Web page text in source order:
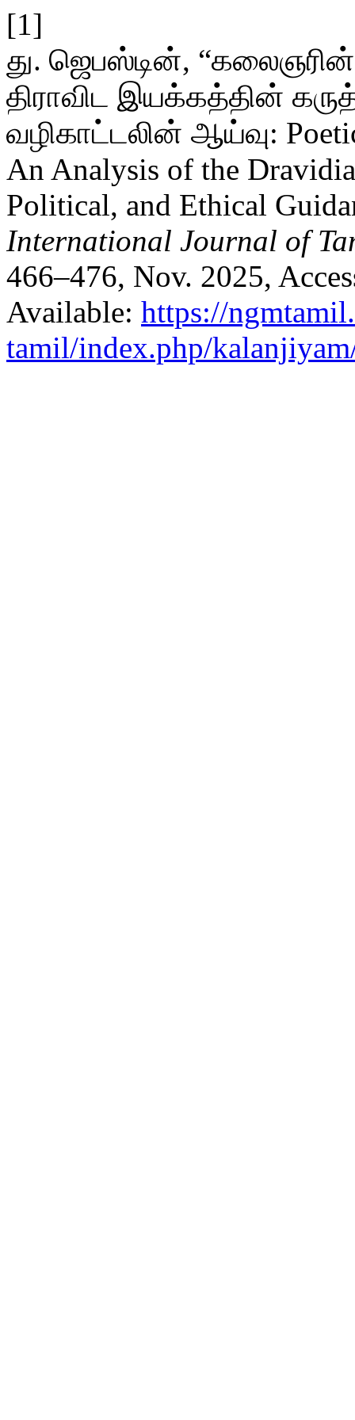
[1]
து. ஜெபஸ்டின்,
திராவிட இயக்கத்தின்
வழிகாட்டலின் ஆய்வு:
An Analysis of the
Political, and Ethical
International Journal of
466–476, Nov. 2025,
Available: https://
tamil/index.php/